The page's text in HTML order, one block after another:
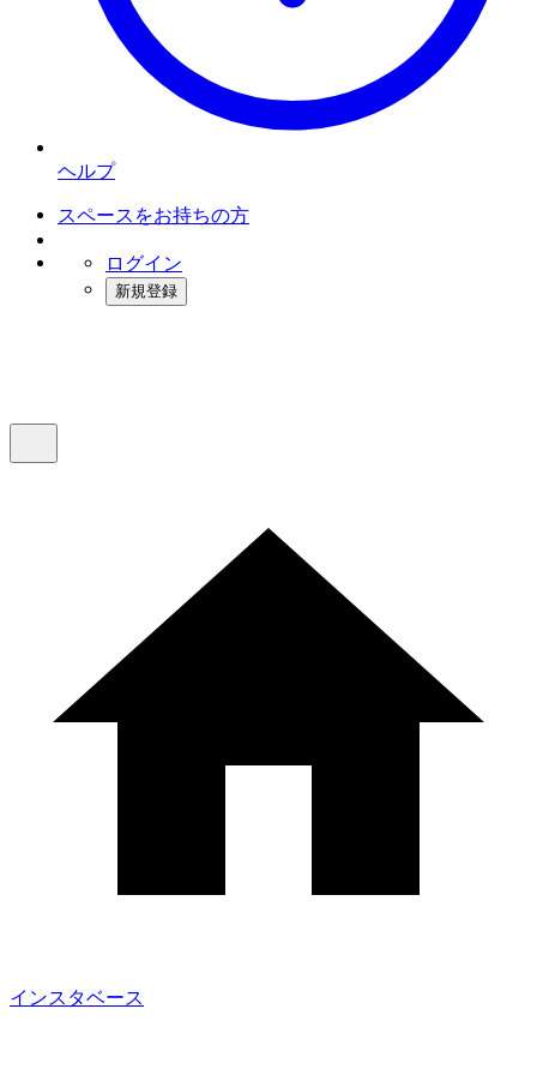
ヘルプ
スペースをお持ちの方
ログイン
新規登録
インスタベース